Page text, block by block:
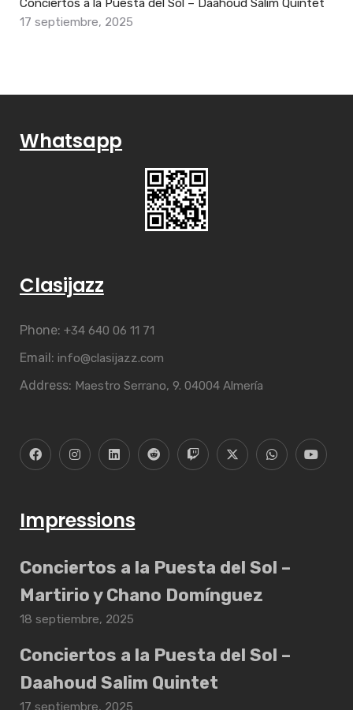
Conciertos a la Puesta del Sol – Daahoud Salim Quintet
17 septiembre, 2025
Whatsapp
Clasijazz
Phone: +34 640 06 11 71
Email: info@clasijazz.com
Address: Maestro Serrano, 9. 04004 Almería
Impressions
Conciertos a la Puesta del Sol –
Martirio y Chano Domínguez
18 septiembre, 2025
Conciertos a la Puesta del Sol –
Daahoud Salim Quintet
17 septiembre, 2025